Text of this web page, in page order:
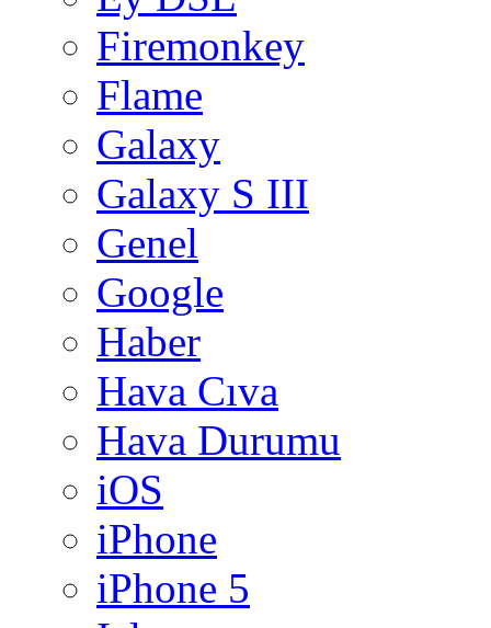
Firemonkey
Flame
Galaxy
Galaxy S III
Genel
Google
Haber
Hava Cıva
Hava Durumu
iOS
iPhone
iPhone 5